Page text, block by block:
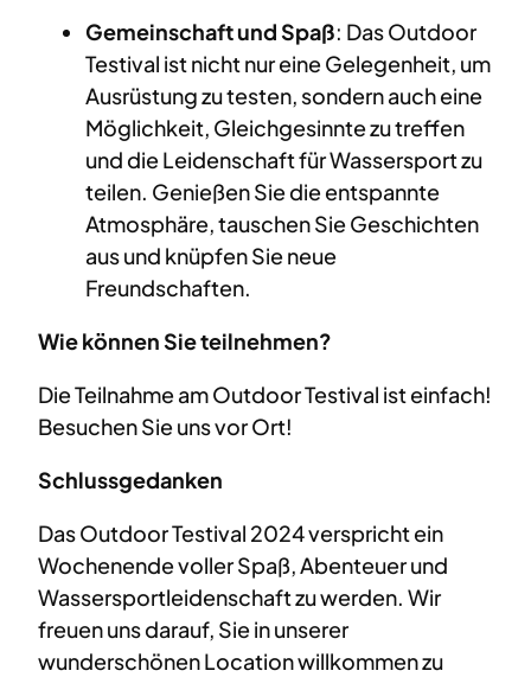
Gemeinschaft und Spaß: Das Outdoor
Testival ist nicht nur eine Gelegenheit, um
Ausrüstung zu testen, sondern auch eine
Möglichkeit, Gleichgesinnte zu treffen
und die Leidenschaft für Wassersport zu
teilen. Genießen Sie die entspannte
Atmosphäre, tauschen Sie Geschichten
aus und knüpfen Sie neue
Freundschaften.
Wie können Sie teilnehmen?
Die Teilnahme am Outdoor Testival ist einfach!
Besuchen Sie uns vor Ort!
Schlussgedanken
Das Outdoor Testival 2024 verspricht ein
Wochenende voller Spaß, Abenteuer und
Wassersportleidenschaft zu werden. Wir
freuen uns darauf, Sie in unserer
wunderschönen Location willkommen zu